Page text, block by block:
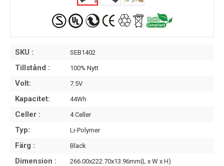
SKU : SEB1402
Tillstånd : 100% Nytt
Volt: 7.5V
Kapacitet: 44Wh
Celler : 4 Celler
Typ: Li-Polymer
Färg : Black
Dimension : 266.00x222.70x13.96mm(L x W x H)